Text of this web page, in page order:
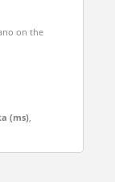
on the
(ms),